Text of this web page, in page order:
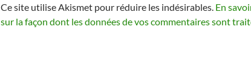
Ce site utilise Akismet pour réduire les indésirables. En
sur la façon dont les données de vos commentaires sont